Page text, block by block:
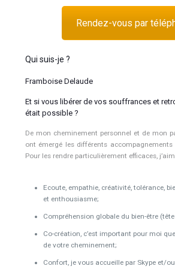
Qui suis-je ?
Framboise Delaude
Et si vous libérer de vos souffrances et
était possible ?
De mon cheminement personnel et de mon
ont émergé les différents accompagnements
Pour les rendre particulièrement efficaces,
Ecoute, empathie, créativité, tolérance,
et enthousiasme;
Compréhension globale du bien-être
Co-création, c’est important pour moi
de votre cheminement;
Confort, je vous accueille par Skype et/
Rendez-vous par